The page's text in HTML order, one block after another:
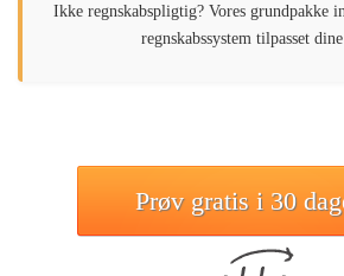
Ikke regnskabspligtig? Vores grundpakke
regnskabssystem tilpasset
Prøv gratis i 30